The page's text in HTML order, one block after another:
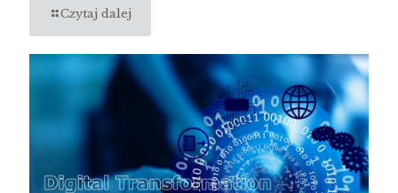
Czytaj dalej